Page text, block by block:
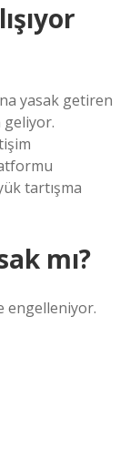
yasak getiren
geliyor.
tartışma
mı?
engelleniyor.